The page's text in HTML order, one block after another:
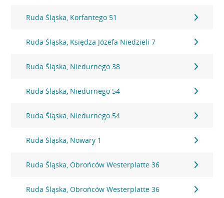
Ruda Śląska, Korfantego 51
Ruda Śląska, Księdza Józefa Niedzieli 7
Ruda Śląska, Niedurnego 38
Ruda Śląska, Niedurnego 54
Ruda Śląska, Niedurnego 54
Ruda Śląska, Nowary 1
Ruda Śląska, Obrońców Westerplatte 36
Ruda Śląska, Obrońców Westerplatte 36